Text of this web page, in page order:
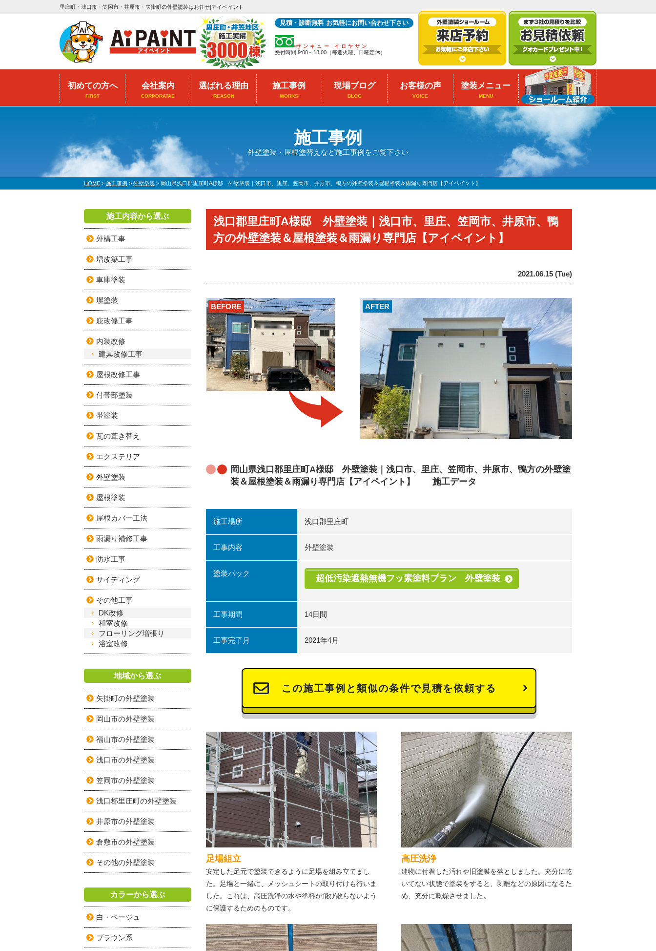
里庄町・浅口市・笠岡市・井原市・矢掛町の外壁塗装はお任せ|アイペイント
見積・診断無料 お気軽にお問い合わせ下さい
サンキュー イロヤサン
受付時間 9:00～18:00（毎週火曜、日曜定休）
初めての方へ
FIRST
会社案内
CORPORATAE
選ばれる理由
REASON
施工事例
WORKS
現場ブログ
BLOG
お客様の声
VOICE
塗装メニュー
MENU
施工事例
外壁塗装・屋根塗替えなど施工事例をご覧下さい
HOME > 施工事例 > 外壁塗装 > 岡山県浅口郡里庄町A様邸 外壁塗装｜浅口市、里庄、笠岡市、井原市、鴨方の外壁塗装＆屋根塗装＆雨漏り専門店【アイペイント】
浅口郡里庄町A様邸 外壁塗装｜浅口市、里庄、笠岡市、井原市、鴨
方の外壁塗装＆屋根塗装＆雨漏り専門店【アイペイント】
2021.06.15 (Tue)
AFTER
BEFORE
岡山県浅口郡里庄町A様邸 外壁塗装｜浅口市、里庄、笠岡市、井原市、鴨方の外壁塗
装＆屋根塗装＆雨漏り専門店【アイペイント】 施工データ
施工場所 浅口郡里庄町
工事内容 外壁塗装
塗装パック
超低汚染遮熱無機フッ素塗料プラン 外壁塗装
工事期間 14日間
工事完了月 2021年4月
この施工事例と類似の条件で見積を依頼する
足場組立
安定した足元で塗装できるように足場を組み立てまし
た。足場と一緒に、メッシュシートの取り付けも行いま
した。これは、高圧洗浄の水や塗料が飛び散らないよう
に保護するためのものです。
高圧洗浄
建物に付着した汚れや旧塗膜を落としました。充分に乾
いてない状態で塗装をすると、剥離などの原因になるた
め、充分に乾燥させました。
施工内容から選ぶ
外構工事
増改築工事
車庫塗装
塀塗装
庇改修工事
内装改修
建具改修工事
屋根改修工事
付帯部塗装
帯塗装
瓦の葺き替え
エクステリア
外壁塗装
屋根塗装
屋根カバー工法
雨漏り補修工事
防水工事
サイディング
その他工事
DK改修
和室改修
フローリング増張り
浴室改修
地域から選ぶ
矢掛町の外壁塗装
岡山市の外壁塗装
福山市の外壁塗装
浅口市の外壁塗装
笠岡市の外壁塗装
浅口郡里庄町の外壁塗装
井原市の外壁塗装
倉敷市の外壁塗装
その他の外壁塗装
カラーから選ぶ
白・ベージュ
ブラウン系